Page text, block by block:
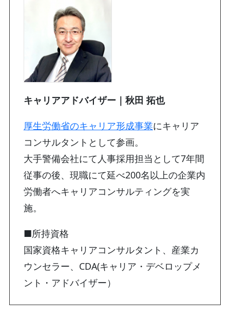
キャリアアドバイザー｜秋田 拓也
厚生労働省のキャリア形成事業にキャリア
コンサルタントとして参画。
大手警備会社にて人事採用担当として7年間
従事の後、現職にて延べ200名以上の企業内
労働者へキャリアコンサルティングを実
施。
■所持資格
国家資格キャリアコンサルタント、産業カ
ウンセラー、CDA(キャリア・デベロップメ
ント・アドバイザー）